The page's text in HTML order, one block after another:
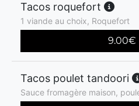
Tacos roquefort
1 viande au choix, Roquefort
9.00€
Tacos poulet tandoori
Sauce fromagère maison,